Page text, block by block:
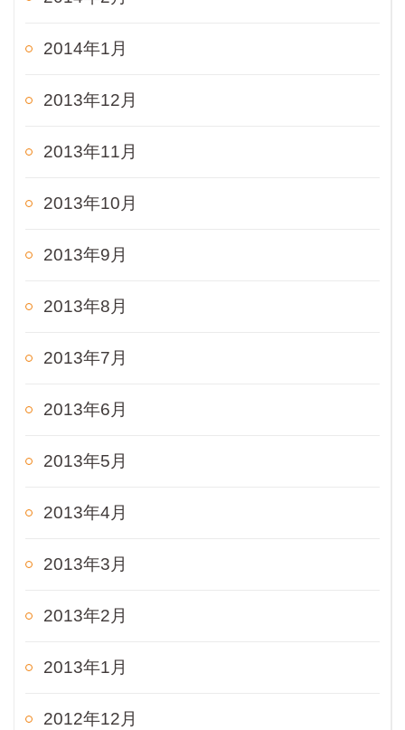
2014年1月
2013年12月
2013年11月
2013年10月
2013年9月
2013年8月
2013年7月
2013年6月
2013年5月
2013年4月
2013年3月
2013年2月
2013年1月
2012年12月